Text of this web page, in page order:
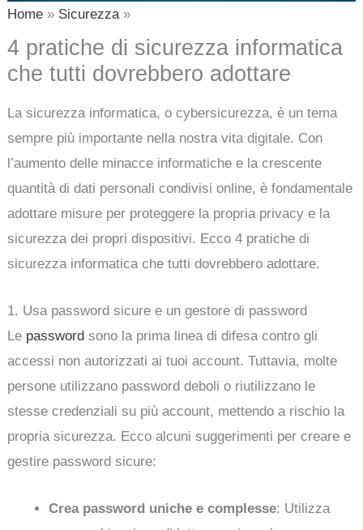
Home Sicurezza
4 pratiche di sicurezza informatica
che tutti dovrebbero adottare
La sicurezza informatica, o cybersicurezza, è un tema
sempre più importante nella nostra vita digitale. Con
l’aumento delle minacce informatiche e la crescente
quantità di dati personali condivisi online, è fondamentale
adottare misure per proteggere la propria privacy e la
sicurezza dei propri dispositivi. Ecco 4 pratiche di
sicurezza informatica che tutti dovrebbero adottare.
1. Usa password sicure e un gestore di password
Le password sono la prima linea di difesa contro gli
accessi non autorizzati ai tuoi account. Tuttavia, molte
persone utilizzano password deboli o riutilizzano le
stesse credenziali su più account, mettendo a rischio la
propria sicurezza. Ecco alcuni suggerimenti per creare e
gestire password sicure:
Crea password uniche e complesse: Utilizza